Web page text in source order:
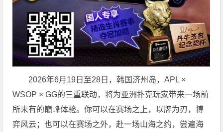
2026年6月19日至28日，韩国济州岛，APL ×
WSOP × GG的三重联动，将为亚洲扑克玩家带来一场前
所未有的巅峰体验。你可以在赛场之上，以牌为刃，博
弈风云；也可以在赛场之外，赴一场山海之约，尝遍海